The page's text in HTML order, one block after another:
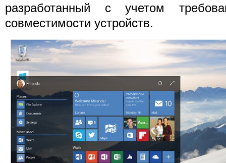
разработанный с учетом
совместимости устройств.